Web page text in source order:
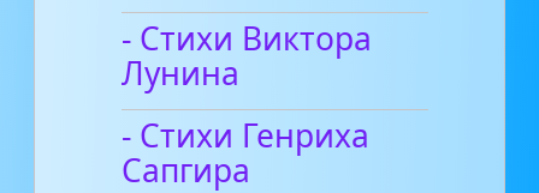
- Стихи Виктора
Лунина
- Стихи Генриха
Сапгира